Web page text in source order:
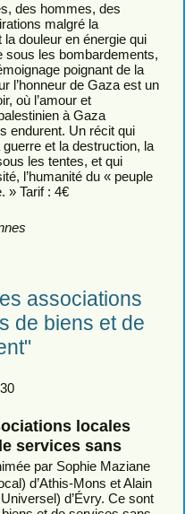
des hommes, des
malgré la
douleur en énergie qui
sous les bombardements,
poignant de la
l’honneur de Gaza est un
où l’amour et
à Gaza
endurent. Un récit qui
et la destruction, la
les tentes, et qui
l’humanité du « peuple
» Tarif : 4€
associations
de biens et de
locales
services sans
par Sophie Maziane
d’Athis-Mons et Alain
d’Évry. Ce sont